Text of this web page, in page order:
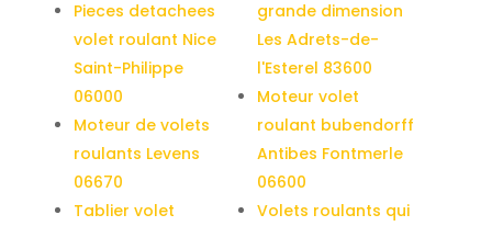
Pieces detachees
volet roulant Nice
Saint-Philippe
06000
Moteur de volets
roulants Levens
06670
Tablier volet
grande dimension
Les Adrets-de-
l'Esterel 83600
Moteur volet
roulant bubendorff
Antibes Fontmerle
06600
Volets roulants qui